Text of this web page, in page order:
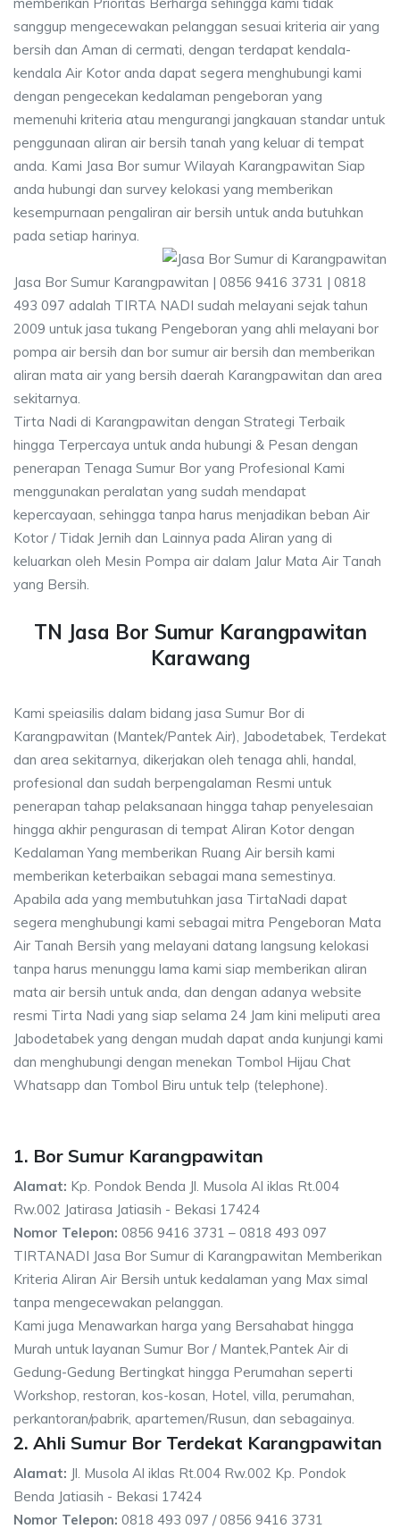
sanggup mengecewakan pelanggan sesuai kriteria air yang
bersih dan Aman di cermati, dengan terdapat kendala-
kendala Air Kotor anda dapat segera menghubungi kami
dengan pengecekan kedalaman pengeboran yang
memenuhi kriteria atau mengurangi jangkauan standar untuk
penggunaan aliran air bersih tanah yang keluar di tempat
anda. Kami Jasa Bor sumur Wilayah Karangpawitan Siap
anda hubungi dan survey kelokasi yang memberikan
kesempurnaan pengaliran air bersih untuk anda butuhkan
pada setiap harinya.
Jasa Bor Sumur Karangpawitan | 0856 9416 3731 | 0818
493 097 adalah TIRTA NADI sudah melayani sejak tahun
2009 untuk jasa tukang Pengeboran yang ahli melayani bor
pompa air bersih dan bor sumur air bersih dan memberikan
aliran mata air yang bersih daerah Karangpawitan dan area
sekitarnya.
Tirta Nadi di Karangpawitan dengan Strategi Terbaik
hingga Terpercaya untuk anda hubungi & Pesan dengan
penerapan Tenaga Sumur Bor yang Profesional Kami
menggunakan peralatan yang sudah mendapat
kepercayaan, sehingga tanpa harus menjadikan beban Air
Kotor / Tidak Jernih dan Lainnya pada Aliran yang di
keluarkan oleh Mesin Pompa air dalam Jalur Mata Air Tanah
yang Bersih.
TN Jasa Bor Sumur Karangpawitan
Karawang
Kami speiasilis dalam bidang jasa Sumur Bor di
Karangpawitan (Mantek/Pantek Air), Jabodetabek, Terdekat
dan area sekitarnya, dikerjakan oleh tenaga ahli, handal,
profesional dan sudah berpengalaman Resmi untuk
penerapan tahap pelaksanaan hingga tahap penyelesaian
hingga akhir pengurasan di tempat Aliran Kotor dengan
Kedalaman Yang memberikan Ruang Air bersih kami
memberikan keterbaikan sebagai mana semestinya.
Apabila ada yang membutuhkan jasa TirtaNadi dapat
segera menghubungi kami sebagai mitra Pengeboran Mata
Air Tanah Bersih yang melayani datang langsung kelokasi
tanpa harus menunggu lama kami siap memberikan aliran
mata air bersih untuk anda, dan dengan adanya website
resmi Tirta Nadi yang siap selama 24 Jam kini meliputi area
Jabodetabek yang dengan mudah dapat anda kunjungi kami
dan menghubungi dengan menekan Tombol Hijau Chat
Whatsapp dan Tombol Biru untuk telp (telephone).
1. Bor Sumur Karangpawitan
Alamat: Kp. Pondok Benda Jl. Musola Al iklas Rt.004
Rw.002 Jatirasa Jatiasih - Bekasi 17424
Nomor Telepon: 0856 9416 3731 – 0818 493 097
TIRTANADI Jasa Bor Sumur di Karangpawitan Memberikan
Kriteria Aliran Air Bersih untuk kedalaman yang Max simal
tanpa mengecewakan pelanggan.
Kami juga Menawarkan harga yang Bersahabat hingga
Murah untuk layanan Sumur Bor / Mantek,Pantek Air di
Gedung-Gedung Bertingkat hingga Perumahan seperti
Workshop, restoran, kos-kosan, Hotel, villa, perumahan,
perkantoran/pabrik, apartemen/Rusun, dan sebagainya.
2. Ahli Sumur Bor Terdekat Karangpawitan
Alamat: Jl. Musola Al iklas Rt.004 Rw.002 Kp. Pondok
Benda Jatiasih - Bekasi 17424
Nomor Telepon: 0818 493 097 / 0856 9416 3731